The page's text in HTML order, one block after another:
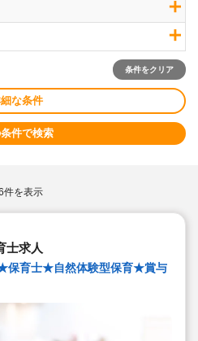
条件をクリア
な条件
件で検索
件を表示
士求人
育士★自然体験型保育★賞与